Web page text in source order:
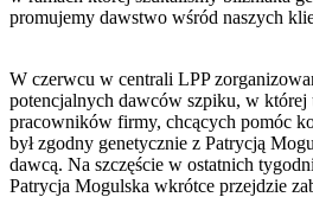
promujemy dawstwo wśród naszych
W czerwcu w centrali LPP
potencjalnych dawców szpiku, w której
pracowników firmy, chcących pomóc
był zgodny genetycznie z Patrycją
dawcą. Na szczęście w ostatnich
Patrycja Mogulska wkrótce przejdzie